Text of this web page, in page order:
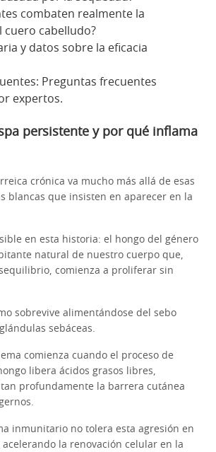
combaten realmente la
cuero cabelludo?
y datos sobre la eficacia
Preguntas frecuentes
expertos.
persistente y por qué inflama
crónica va mucho más allá de esas
blancas que insisten en aparecer en la
en esta historia: el hongo del género
natural de nuestro cuerpo que,
comienza a proliferar sin
sobrevive alimentándose del sebo
sebáceas.
comienza cuando el proceso de
libera ácidos grasos libres,
profundamente la barrera cutánea
inmunitario no tolera esta agresión en
la renovación celular en la